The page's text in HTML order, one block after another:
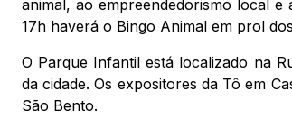
animal, ao empreendedorismo local
17h haverá o Bingo Animal em prol
O Parque Infantil está localizado na
da cidade. Os expositores da Tô em
São Bento.